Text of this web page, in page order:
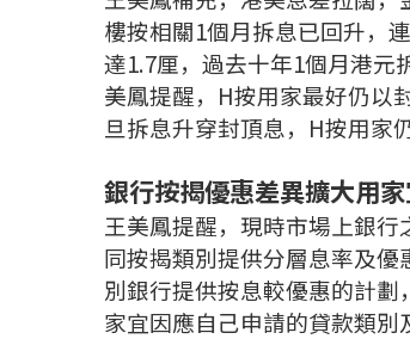
樓按相關1個月拆息已回升，
達1.7厘，過去十年1個月港元
美鳳提醒，H按用家最好仍以
旦拆息升穿封頂息，H按用家
銀行按揭優惠差異擴大用
王美鳳提醒，現時市場上銀
同按揭類別提供分層息率及
別銀行提供按息較優惠的計
家宜因應自己申請的貸款類別